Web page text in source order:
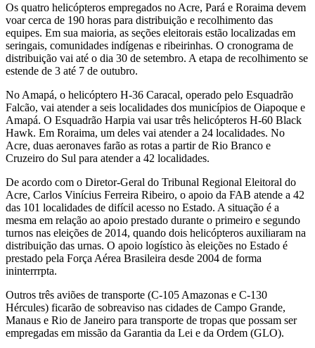
Os quatro helicópteros empregados no Acre, Pará e Roraima devem
voar cerca de 190 horas para distribuição e recolhimento das
equipes. Em sua maioria, as seções eleitorais estão localizadas em
seringais, comunidades indígenas e ribeirinhas. O cronograma de
distribuição vai até o dia 30 de setembro. A etapa de recolhimento se
estende de 3 até 7 de outubro.
No Amapá, o helicóptero H-36 Caracal, operado pelo Esquadrão
Falcão, vai atender a seis localidades dos municípios de Oiapoque e
Amapá. O Esquadrão Harpia vai usar três helicópteros H-60 Black
Hawk. Em Roraima, um deles vai atender a 24 localidades. No
Acre, duas aeronaves farão as rotas a partir de Rio Branco e
Cruzeiro do Sul para atender a 42 localidades.
De acordo com o Diretor-Geral do Tribunal Regional Eleitoral do
Acre, Carlos Vinícius Ferreira Ribeiro, o apoio da FAB atende a 42
das 101 localidades de difícil acesso no Estado. A situação é a
mesma em relação ao apoio prestado durante o primeiro e segundo
turnos nas eleições de 2014, quando dois helicópteros auxiliaram na
distribuição das urnas. O apoio logístico às eleições no Estado é
prestado pela Força Aérea Brasileira desde 2004 de forma
ininterrrpta.
Outros três aviões de transporte (C-105 Amazonas e C-130
Hércules) ficarão de sobreaviso nas cidades de Campo Grande,
Manaus e Rio de Janeiro para transporte de tropas que possam ser
empregadas em missão da Garantia da Lei e da Ordem (GLO).